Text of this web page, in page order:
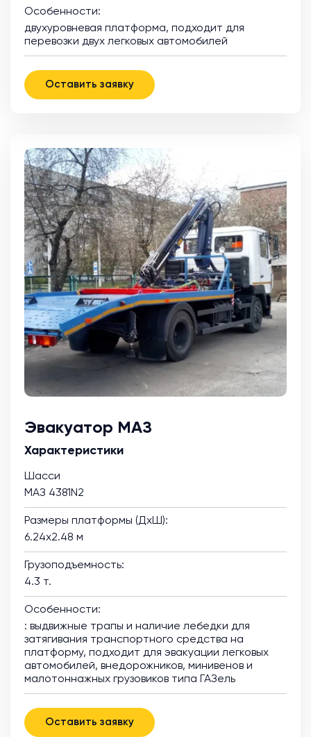
Особенности:
двухуровневая платформа, подходит для
перевозки двух легковых автомобилей
Оставить заявку
Эвакуатор МАЗ
Характеристики
Шасси
МАЗ 4381N2
Размеры платформы (ДхШ):
6.24х2.48 м
Грузоподъемность:
4.3 т.
Особенности:
: выдвижные трапы и наличие лебедки для
затягивания транспортного средства на
платформу, подходит для эвакуации легковых
автомобилей, внедорожников, минивенов и
малотоннажных грузовиков типа ГАЗель
Оставить заявку